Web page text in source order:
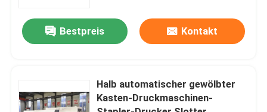
Nachrichten
Kartondruckmaschine
Bestpreis Kontakt
Halb automatischer gewölbter
Kasten-Druckmaschinen-